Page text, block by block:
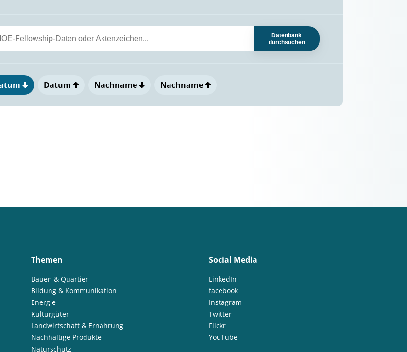
Datenbank
durchsuchen
Datum Nachname Nachname
Themen
Bauen & Quartier
Bildung & Kommunikation
Energie
Kulturgüter
Landwirtschaft & Ernährung
Nachhaltige Produkte
Naturschutz
Social Media
LinkedIn
facebook
Instagram
Twitter
Flickr
YouTube